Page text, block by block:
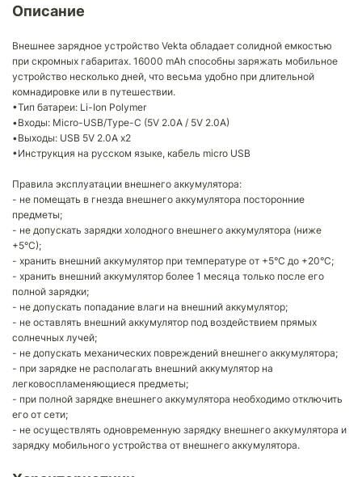
Описание
Внешнее зарядное устройство Vekta обладает солидной емкостью
при скромных габаритах. 16000 mAh способны заряжать мобильное
устройство несколько дней, что весьма удобно при длительной
комнадировке или в путешествии.
•Тип батареи: Li-Ion Polymer
•Входы: Micro-USB/Type-C (5V 2.0A / 5V 2.0A)
•Выходы: USB 5V 2.0A х2
•Инструкция на русском языке, кабель micro USB
Правила эксплуатации внешнего аккумулятора:
- не помещать в гнезда внешнего аккумулятора посторонние
предметы;
- не допускать зарядки холодного внешнего аккумулятора (ниже
+5°С);
- хранить внешний аккумулятор при температуре от +5°С до +20°С;
- хранить внешний аккумулятор более 1 месяца только после его
полной зарядки;
- не допускать попадание влаги на внешний аккумулятор;
- не оставлять внешний аккумулятор под воздействием прямых
солнечных лучей;
- не допускать механических повреждений внешнего аккумулятора;
- при зарядке не располагать внешний аккумулятор на
легковоспламеняющиеся предметы;
- при полной зарядке внешнего аккумулятора необходимо отключить
его от сети;
- не осуществлять одновременную зарядку внешнего аккумулятора и
зарядку мобильного устройства от внешнего аккумулятора.